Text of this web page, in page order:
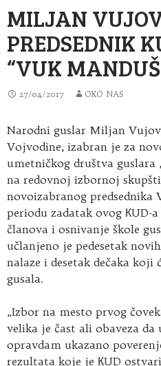
MILJAN
PREDSEDNIK
“VUK
27/04/2017 OKO NAS
Narodni guslar Miljan
Vojvodine, izabran je za
umetničkog društva guslara
na redovnoj izbornoj
novoizabranog predsednika
periodu zadatak ovog КUD-
članova i osnivanje škole
učlanjeno je pedesetak
nalaze i desetak dečaka
gusala.
„Izbor na mesto prvog
velika je čast ali obaveza
opravdam ukazano
rezultata koje je КUD